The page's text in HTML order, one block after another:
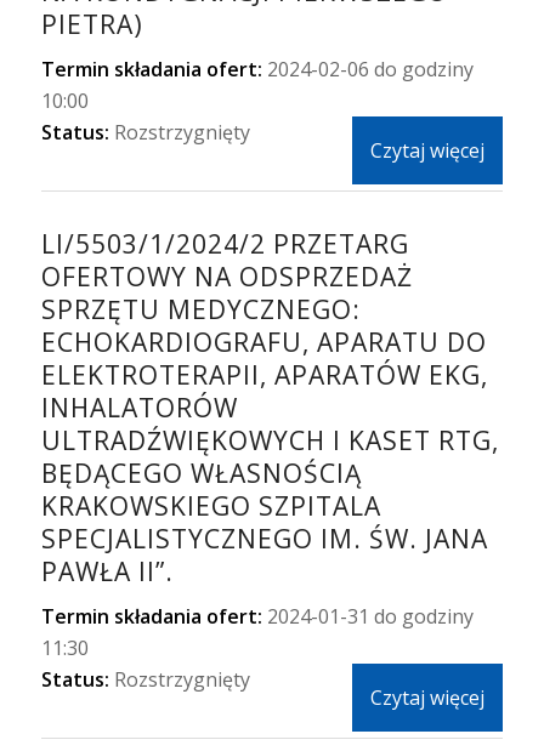
PIETRA)
Termin składania ofert: 2024-02-06 do godziny
10:00
Status: Rozstrzygnięty
Czytaj więcej
LI/5503/1/2024/2 PRZETARG
OFERTOWY NA ODSPRZEDAŻ
SPRZĘTU MEDYCZNEGO:
ECHOKARDIOGRAFU, APARATU DO
ELEKTROTERAPII, APARATÓW EKG,
INHALATORÓW
ULTRADŹWIĘKOWYCH I KASET RTG,
BĘDĄCEGO WŁASNOŚCIĄ
KRAKOWSKIEGO SZPITALA
SPECJALISTYCZNEGO IM. ŚW. JANA
PAWŁA II”.
Termin składania ofert: 2024-01-31 do godziny
11:30
Status: Rozstrzygnięty
Czytaj więcej